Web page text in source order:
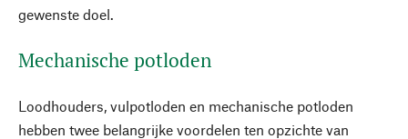
gewenste doel.
Mechanische potloden
Loodhouders, vulpotloden en mechanische potloden
hebben twee belangrijke voordelen ten opzichte van